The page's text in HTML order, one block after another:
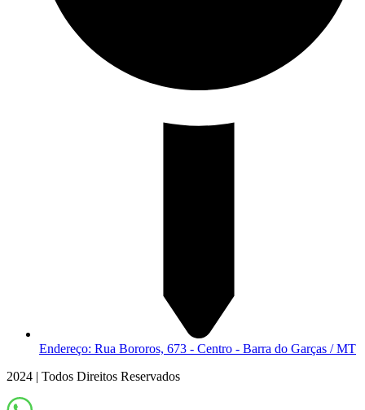
Endereço: Rua Bororos, 673 - Centro - Barra do Garças / MT
2024 | Todos Direitos Reservados